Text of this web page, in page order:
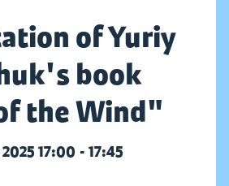
of Yuriy
book
the Wind"
17:00 - 17:45